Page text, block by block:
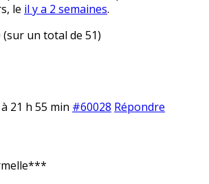
, le il y a 2 semaines.
(sur un total de 51)
21 h 55 min #60028 Répondre